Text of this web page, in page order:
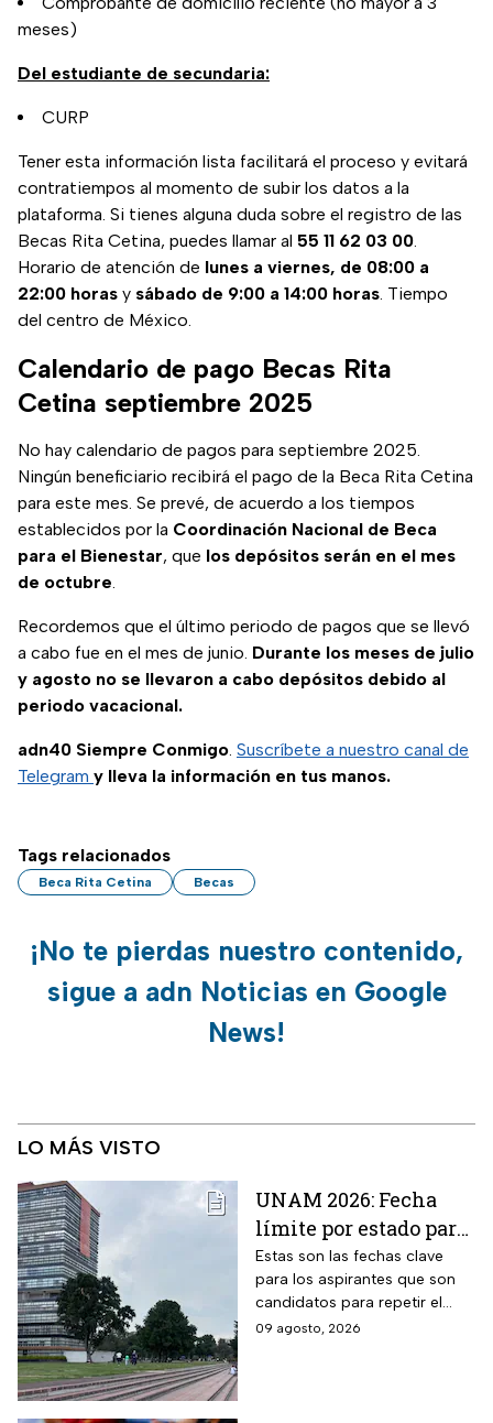
meses)
Del estudiante de secundaria:
CURP
Tener esta información lista facilitará el proceso y evitará
contratiempos al momento de subir los datos a la
plataforma. Si tienes alguna duda sobre el registro de las
Becas Rita Cetina, puedes llamar al 55 11 62 03 00.
Horario de atención de lunes a viernes, de 08:00 a
22:00 horas y sábado de 9:00 a 14:00 horas. Tiempo
del centro de México.
Calendario de pago Becas Rita
Cetina septiembre 2025
No hay calendario de pagos para septiembre 2025.
Ningún beneficiario recibirá el pago de la Beca Rita Cetina
para este mes. Se prevé, de acuerdo a los tiempos
establecidos por la Coordinación Nacional de Beca
para el Bienestar, que los depósitos serán en el mes
de octubre.
Recordemos que el último periodo de pagos que se llevó
a cabo fue en el mes de junio. Durante los meses de julio
y agosto no se llevaron a cabo depósitos debido al
periodo vacacional.
adn40 Siempre Conmigo. Suscríbete a nuestro canal de
Telegram y lleva la información en tus manos.
Tags relacionados
Beca Rita Cetina Becas
¡No te pierdas nuestro contenido,
sigue a adn Noticias en Google
News!
LO MÁS VISTO
UNAM 2026: Fecha
límite por estado para
sacar cita para el
Examen de Control
Estas son las fechas clave
para los aspirantes que son
candidatos para repetir el
examen de admisión de nivel
09 agosto, 2026